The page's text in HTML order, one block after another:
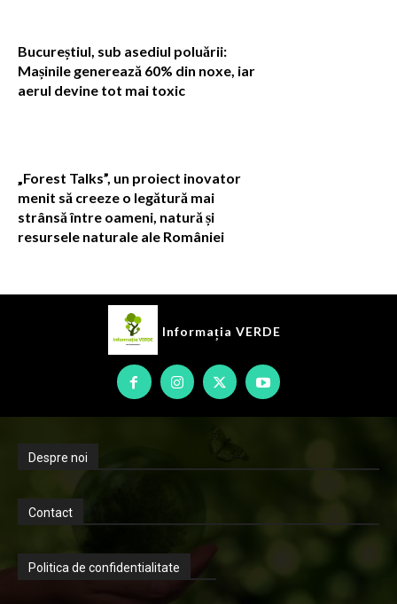
Bucureștiul, sub asediul poluării:
Mașinile generează 60% din noxe, iar
aerul devine tot mai toxic
„Forest Talks”, un proiect inovator
menit să creeze o legătură mai
strânsă între oameni, natură și
resursele naturale ale României
Informația VERDE
Despre noi
Contact
Politica de confidentialitate